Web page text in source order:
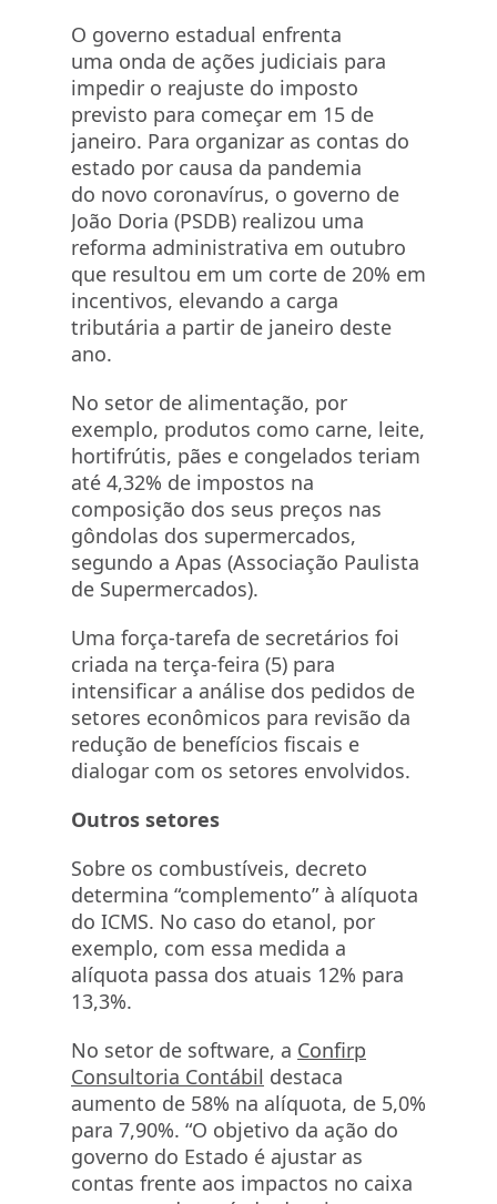
O governo estadual enfrenta
uma onda de ações judiciais para
impedir o reajuste do imposto
previsto para começar em 15 de
janeiro. Para organizar as contas do
estado por causa da pandemia
do novo coronavírus, o governo de
João Doria (PSDB) realizou uma
reforma administrativa em outubro
que resultou em um corte de 20% em
incentivos, elevando a carga
tributária a partir de janeiro deste
ano.
No setor de alimentação, por
exemplo, produtos como carne, leite,
hortifrútis, pães e congelados teriam
até 4,32% de impostos na
composição dos seus preços nas
gôndolas dos supermercados,
segundo a Apas (Associação Paulista
de Supermercados).
Uma força-tarefa de secretários foi
criada na terça-feira (5) para
intensificar a análise dos pedidos de
setores econômicos para revisão da
redução de benefícios fiscais e
dialogar com os setores envolvidos.
Outros setores
Sobre os combustíveis, decreto
determina “complemento” à alíquota
do ICMS. No caso do etanol, por
exemplo, com essa medida a
alíquota passa dos atuais 12% para
13,3%.
No setor de software, a Confirp
Consultoria Contábil destaca
aumento de 58% na alíquota, de 5,0%
para 7,90%. “O objetivo da ação do
governo do Estado é ajustar as
contas frente aos impactos no caixa